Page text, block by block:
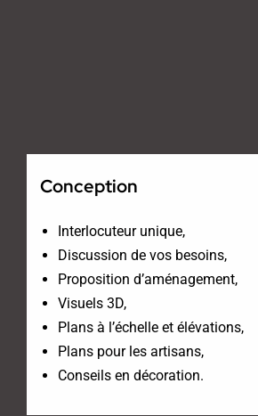
Conception
Interlocuteur unique,
Discussion de vos besoins,
Proposition d’aménagement,
Visuels 3D,
Plans à l’échelle et élévations,
Plans pour les artisans,
Conseils en décoration.